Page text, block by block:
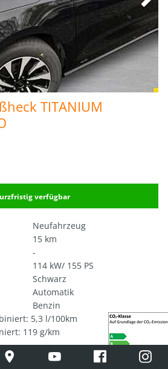
TITANIUM
verfügbar
Neufahrzeug
15 km
-
114 kW/ 155 PS
Schwarz
Automatik
Benzin
5,3 l/100km
119 g/km
und die